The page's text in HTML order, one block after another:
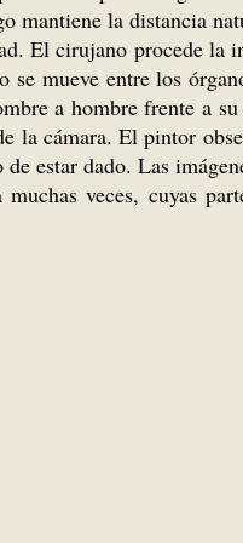
mantiene la distancia
El cirujano procede la
mueve entre los
a hombre frente a
la cámara. El pintor
estar dado. Las
veces, cuyas